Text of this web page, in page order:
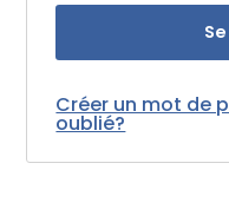
Créer un mot de
oublié?